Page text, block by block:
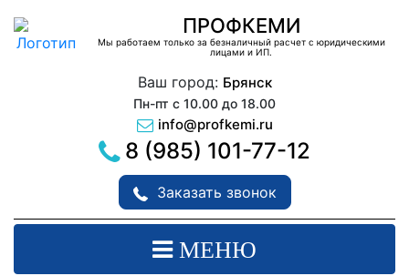
ПРОФКЕМИ
Мы работаем только за безналичный расчет с юридическими
лицами и ИП.
Ваш город: Брянск
Пн-пт с 10.00 до 18.00
info@profkemi.ru
8 (985) 101-77-12
Заказать звонок
МЕНЮ